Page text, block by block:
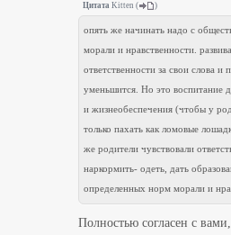
Цитата Kitten ( )
опять же начинать надо с
морали и нравственности.
ответственности за свои слова и
уменьшится. Но это воспитание
и жизнеобеспечения (чтобы у
только пахать как ломовые
же родители чувствовали
наркормить- одеть, дать
определенных норм морали и
Полностью согласен с